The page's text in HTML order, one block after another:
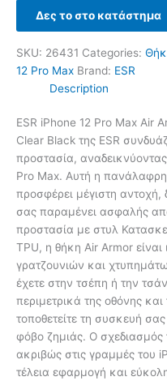
Δες το στο κατάστημα
SKU: 26431 Categories:
12 Pro Max Brand: ESR
Description
ESR iPhone 12 Pro Max Air
Clear Black της ESR
προστασία,
Pro Max. Αυτή η πανάλαφρη
προσφέρει μέγιστη αντοχή,
σας παραμένει ασφαλής
προστασία με στυλ
TPU, η θήκη Air Armor είναι
γρατζουνιών και
έχετε στην τσέπη ή την
περιμετρικά της οθόνης
τοποθετείτε τη συσκευή
φόβο ζημιάς. Ο σχεδιασμός
ακριβώς στις γραμμές του
τέλεια εφαρμογή και